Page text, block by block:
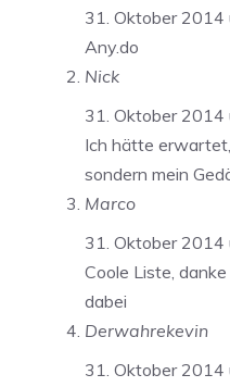
31. Oktober 2014
Any.do
Nick
31. Oktober 2014
Ich hätte
sondern mein
Marco
31. Oktober 2014
Coole Liste,
dabei
Derwahrekevin
31. Oktober 2014